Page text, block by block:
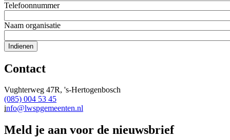
Telefoonnummer
Naam organisatie
Contact
Vughterweg 47R, 's-Hertogenbosch
(085) 004 53 45
info@lwspgemeenten.nl
Meld je aan voor de nieuwsbrief